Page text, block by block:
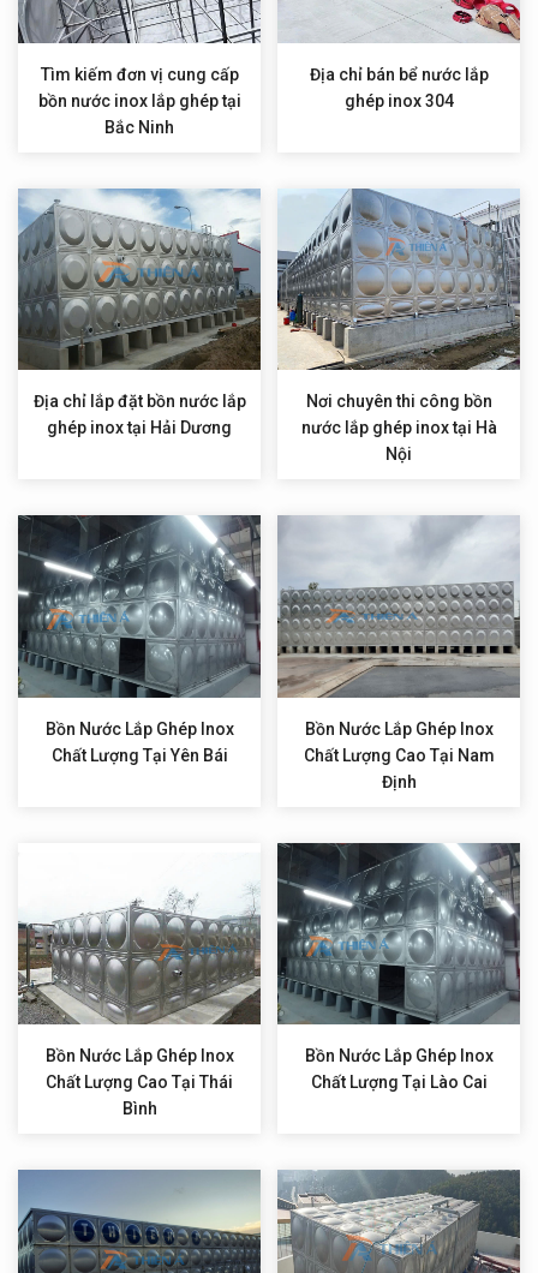
Tìm kiếm đơn vị cung cấp
bồn nước inox lắp ghép tại
Bắc Ninh
Địa chỉ bán bể nước lắp
ghép inox 304
Địa chỉ lắp đặt bồn nước lắp
ghép inox tại Hải Dương
Nơi chuyên thi công bồn
nước lắp ghép inox tại Hà
Nội
Bồn Nước Lắp Ghép Inox
Chất Lượng Tại Yên Bái
Bồn Nước Lắp Ghép Inox
Chất Lượng Cao Tại Nam
Định
Bồn Nước Lắp Ghép Inox
Chất Lượng Cao Tại Thái
Bình
Bồn Nước Lắp Ghép Inox
Chất Lượng Tại Lào Cai